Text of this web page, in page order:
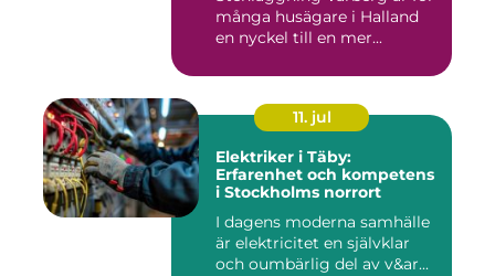
många husägare i Halland
en nyckel till en mer...
11. jul
Elektriker i Täby:
Erfarenhet och kompetens
i Stockholms norrort
I dagens moderna samhälle
är elektricitet en självklar
och oumbärlig del av v&ar...